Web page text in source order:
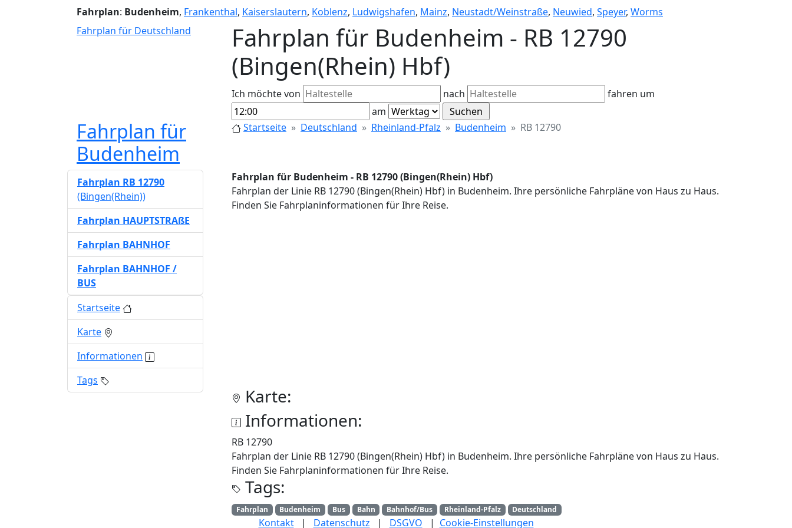
Fahrplan: Budenheim, Frankenthal, Kaiserslautern, Koblenz, Ludwigshafen, Mainz, Neustadt/Weinstraße, Neuwied, Speyer, Worms
Fahrplan für Deutschland
Fahrplan für Budenheim - RB 12790
(Bingen(Rhein) Hbf)
Ich möchte von nach
fahren um
am
Fahrplan für
Budenheim
Startseite Deutschland Rheinland-Pfalz Budenheim RB 12790
Fahrplan für Budenheim - RB 12790 (Bingen(Rhein) Hbf)
Fahrplan der Linie RB 12790 (Bingen(Rhein) Hbf) in Budenheim. Ihre persönliche Fahrpläne von Haus zu Haus.
Finden Sie Fahrplaninformationen für Ihre Reise.
Karte:
Informationen:
RB 12790
Fahrplan der Linie RB 12790 (Bingen(Rhein) Hbf) in Budenheim. Ihre persönliche Fahrpläne von Haus zu Haus.
Finden Sie Fahrplaninformationen für Ihre Reise.
Tags:
Fahrplan Budenheim Bus Bahn Bahnhof/Bus Rheinland-Pfalz Deutschland
Fahrplan RB 12790
(Bingen(Rhein))
Fahrplan HAUPTSTRAßE
Fahrplan BAHNHOF
Fahrplan BAHNHOF /
BUS
Startseite
Karte
Informationen
Tags
Kontakt| Datenschutz | DSGVO | Cookie-Einstellungen